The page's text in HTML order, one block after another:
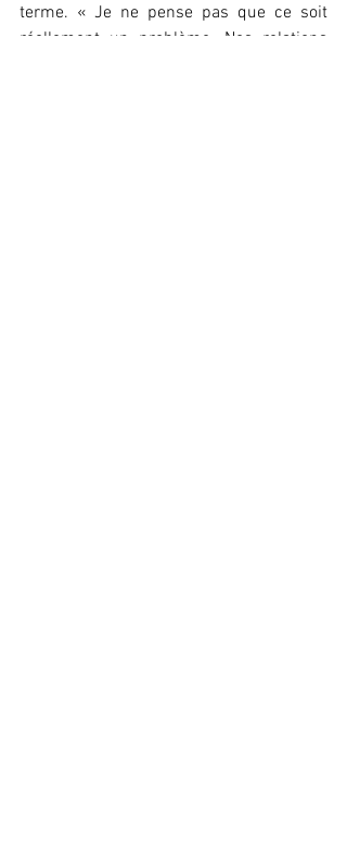
terme. « Je ne pense pas que ce soit
réellement un problème. Nos relations